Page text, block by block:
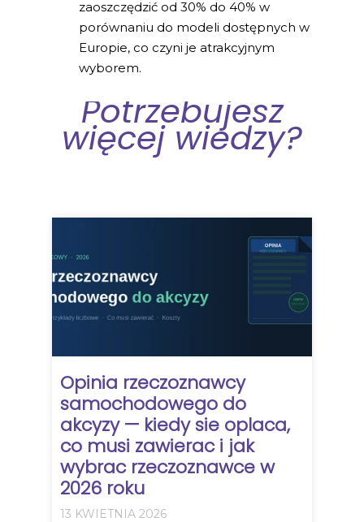
zaoszczędzić od 30% do 40% w
porównaniu do modeli dostępnych w
Europie, co czyni je atrakcyjnym
wyborem.
Potrzebujesz
więcej wiedzy?
Opinia rzeczoznawcy
samochodowego do
akcyzy — kiedy sie oplaca,
co musi zawierac i jak
wybrac rzeczoznawce w
2026 roku
13 KWIETNIA 2026